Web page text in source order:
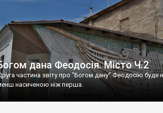
дана Феодосія. Місто Ч.2
частина звіту про "Богом дану" Феодосію буде
насиченою ніж перша.